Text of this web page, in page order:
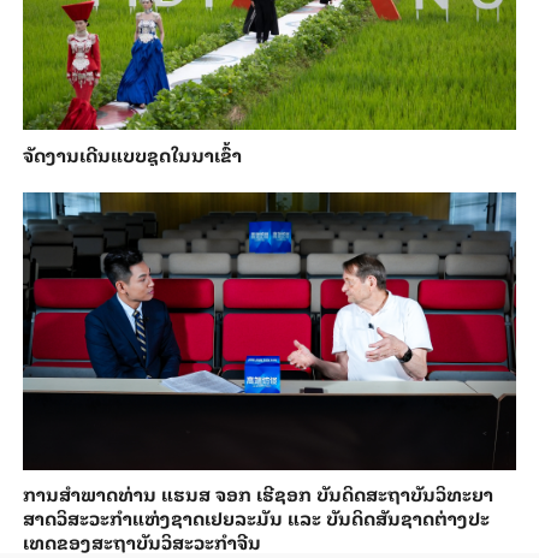
ຈັດງານເດີນແບບຊຸດໃນນາເຂົ້າ
ການ​ສຳ​ພາດ​ທ່ານ ແຮນ​ສ ຈອກ ເຮີ​ຊອກ ​ບັນ​ດິດ​ສະ​ຖາ​ບັນວິ​ທະ​ຍາ​
ສາດວິ​ສະ​ວະ​ກຳ​ແຫ່ງ​ຊາດ​ເຢຍ​ລະ​ມັນ ແລະ ບັນ​ດິດ​ສັນ​ຊາດ​ຕ່າງ​ປະ​
ເທດ​ຂອງສະ​ຖາ​ບັນ​ວິ​ສະ​ວະ​ກຳ​ຈີນ